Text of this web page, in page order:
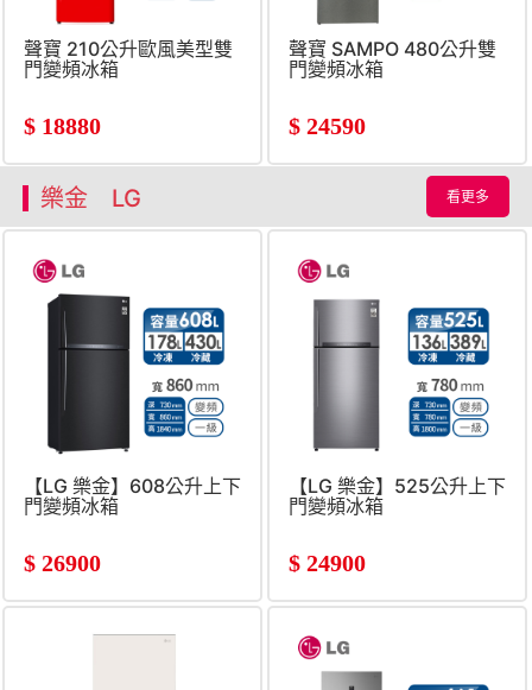
聲寶 210公升歐風美型雙
門變頻冰箱
$ 18880
聲寶 SAMPO 480公升雙
門變頻冰箱
$ 24590
樂金 LG 看更多
【LG 樂金】608公升上下
門變頻冰箱
$ 26900
【LG 樂金】525公升上下
門變頻冰箱
$ 24900